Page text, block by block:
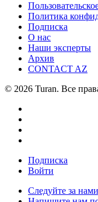
Политика
Подписка
О нас
Наши эксперты
Архив
CONTACT AZ
© 2026 Turan. Все
Подписка
Войти
Следуйте за